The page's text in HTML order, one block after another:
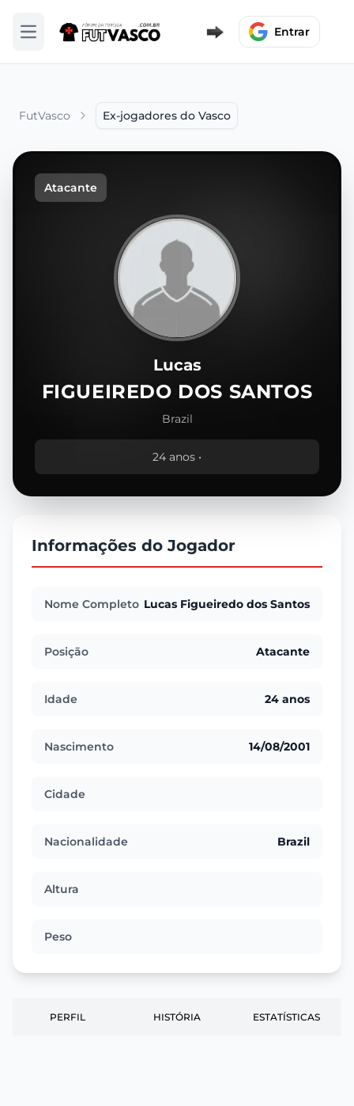
Abrir menu Entrar
FutVasco Ex-jogadores do Vasco
Atacante
Lucas
FIGUEIREDO DOS SANTOS
Brazil
24 anos •
Informações do Jogador
Nome Completo Lucas Figueiredo dos Santos
Posição Atacante
Idade 24 anos
Nascimento 14/08/2001
Cidade
Nacionalidade Brazil
Altura
Peso
PERFIL HISTÓRIA ESTATÍSTICAS